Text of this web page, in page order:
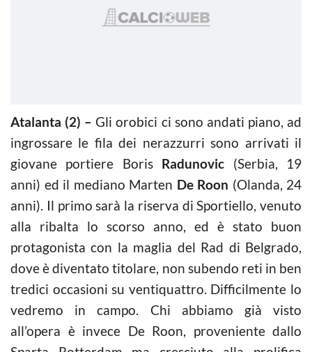
Atalanta (2) – Gli orobici ci sono andati piano, ad
ingrossare le fila dei nerazzurri sono arrivati il
giovane portiere Boris Radunovic (Serbia, 19
anni) ed il mediano Marten De Roon (Olanda, 24
anni). Il primo sarà la riserva di Sportiello, venuto
alla ribalta lo scorso anno, ed è stato buon
protagonista con la maglia del Rad di Belgrado,
dove è diventato titolare, non subendo reti in ben
tredici occasioni su ventiquattro. Difficilmente lo
vedremo in campo. Chi abbiamo già visto
all’opera è invece De Roon, proveniente dallo